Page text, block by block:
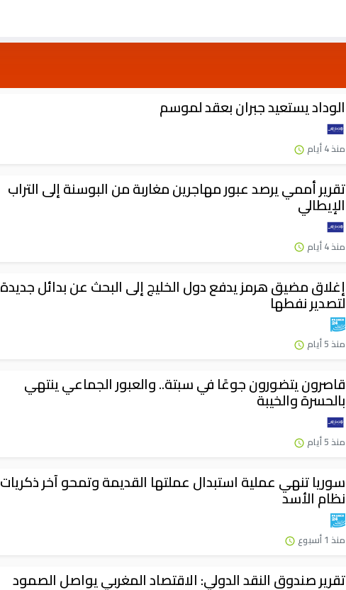
الوداد يستعيد جبران بعقد لموسم
منذ 4 أيام
تقرير أممي يرصد عبور مهاجرين مغاربة من البوسنة إلى التراب
الإيطالي
منذ 4 أيام
إغلاق مضيق هرمز يدفع دول الخليج إلى البحث عن بدائل جديدة
لتصدير نفطها
منذ 5 أيام
قاصرون يتضورون جوعًا في سبتة.. والعبور الجماعي ينتهي
بالحسرة والخيبة
منذ 5 أيام
سوريا تنهي عملية استبدال عملتها القديمة وتمحو آخر ذكريات
نظام الأسد
منذ 1 أسبوع
تقرير صندوق النقد الدولي: الاقتصاد المغربي يواصل الصمود